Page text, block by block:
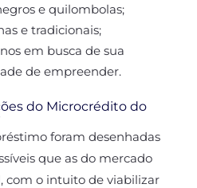
e quilombolas;
e tradicionais;
em busca de sua
de empreender.
do Microcrédito do
foram desenhadas
que as do mercado
com o intuito de viabilizar